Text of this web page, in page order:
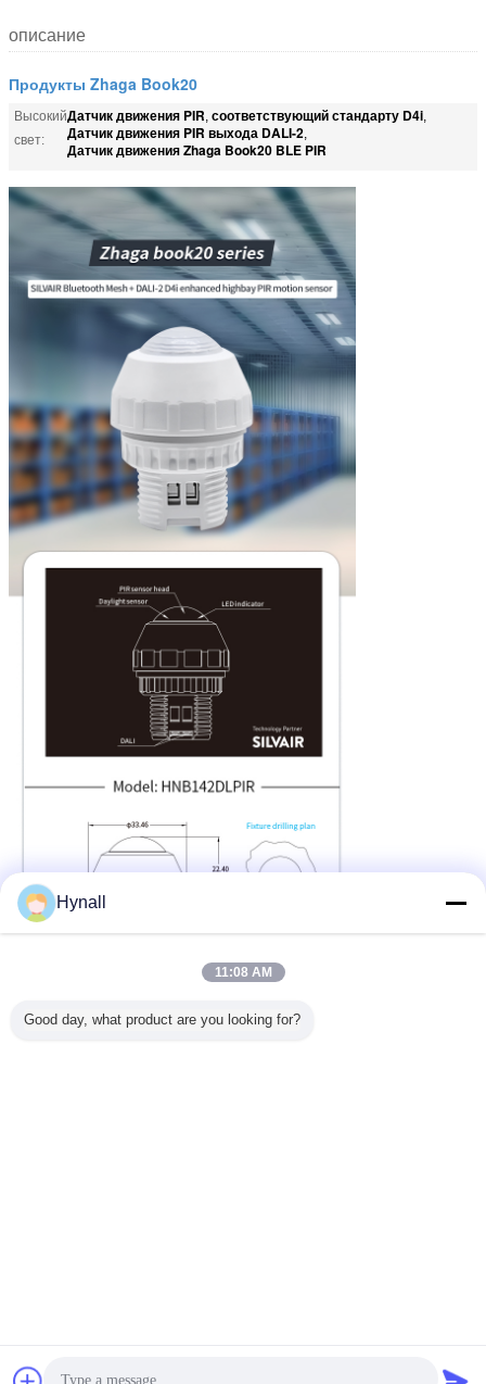
описание
Продукты Zhaga Book20
Высокий
свет:
Датчик движения PIR, соответствующий стандарту D4i,
Датчик движения PIR выхода DALI-2,
Датчик движения Zhaga Book20 BLE PIR
Hynall
11:08 AM
Good day, what product are you looking for?